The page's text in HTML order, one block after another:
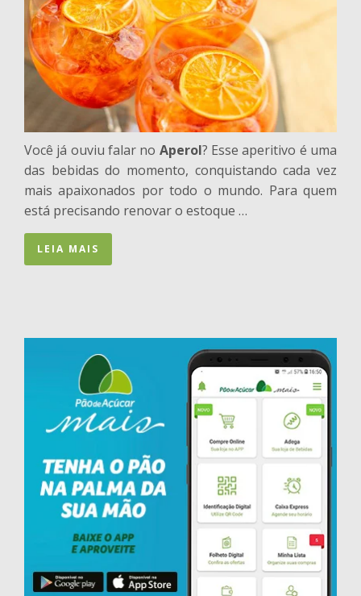
Você já ouviu falar no Aperol? Esse aperitivo é uma
das bebidas do momento, conquistando cada vez
mais apaixonados por todo o mundo. Para quem
está precisando renovar o estoque …
LEIA MAIS